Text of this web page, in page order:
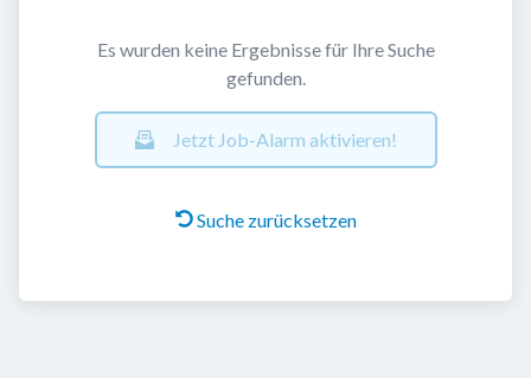
Es wurden keine Ergebnisse für Ihre Suche
gefunden.
Jetzt Job-Alarm aktivieren!
Suche zurücksetzen